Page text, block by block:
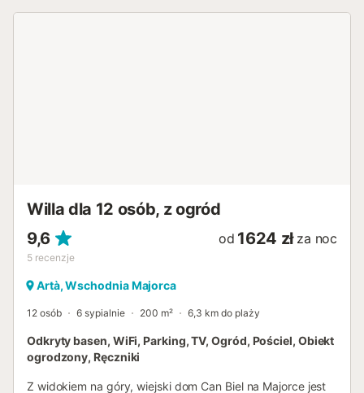
Z tarasu na dachu roztacza się niezapomniany widok na
piękne Artà! WAŻNE: - Wszystkie dodatkowe płatności i
procedury rejestracji online są zarządzane za
pośrednictwem komunikatora natychmiastowego, poza
p...
Willa dla 12 osób, z ogród
9,6
5 recenzje
od 1624 zł za noc
Artà, Wschodnia Majorca
12 osób 6 sypialnie 200 m² 6,3 km do plaży
Odkryty basen, WiFi, Parking, TV, Ogród, Pościel, Obiekt
ogrodzony, Ręczniki
Z widokiem na góry, wiejski dom Can Biel na Majorce jest